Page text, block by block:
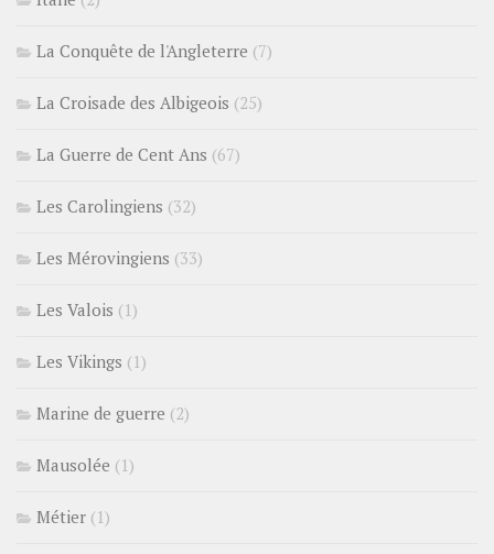
La Conquête de l'Angleterre (7)
La Croisade des Albigeois (25)
La Guerre de Cent Ans (67)
Les Carolingiens (32)
Les Mérovingiens (33)
Les Valois (1)
Les Vikings (1)
Marine de guerre (2)
Mausolée (1)
Métier (1)